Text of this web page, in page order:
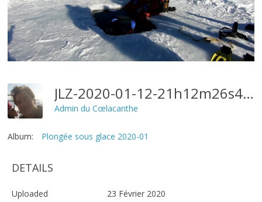
JLZ-2020-01-12-21h12m26s451
Admin du Cœlacanthe
Album: Plongée sous glace 2020-01
DETAILS
Uploaded 23 Février 2020